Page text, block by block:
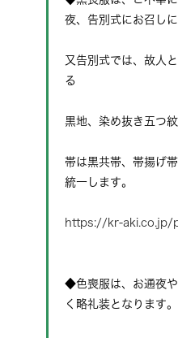
夜、告別式にお召しに
又告別式では、故人
る
黒地、染め抜き五つ
帯は黒共帯、帯揚げ
統一します。
https://kr-
◆色喪服は、お通夜
く略礼装となります。